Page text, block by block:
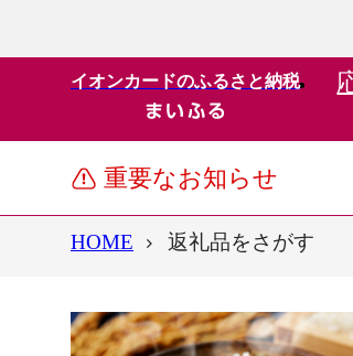
イオンカードのふるさと納税
重要なお知らせ
HOME 返礼品をさがす